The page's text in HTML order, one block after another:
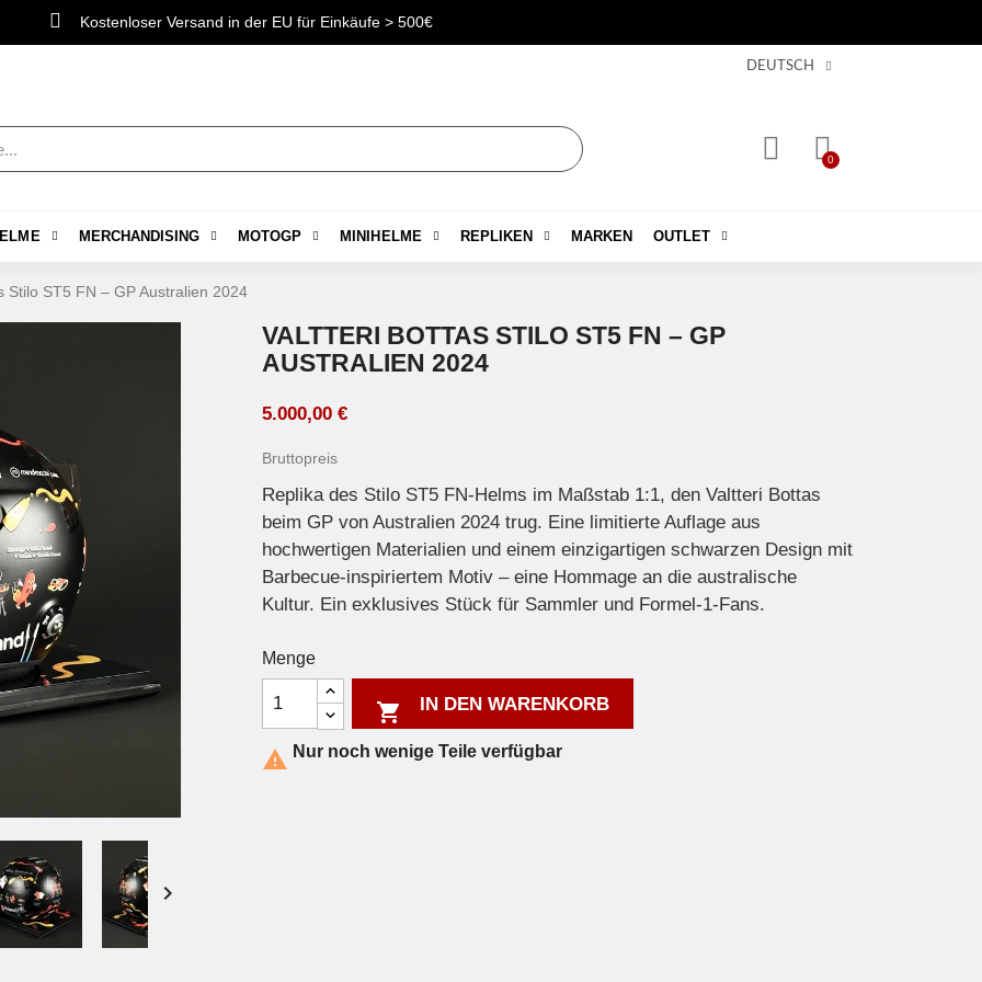
Kostenloser Versand in der EU für Einkäufe > 500€
DEUTSCH
MERCHANDISING MOTOGP MINIHELME REPLIKEN MARKEN OUTLET
Stilo ST5 FN – GP Australien 2024

VALTTERI BOTTAS STILO ST5 FN – GP
AUSTRALIEN 2024
5.000,00 €
Bruttopreis
Replika des Stilo ST5 FN-Helms im Maßstab 1:1, den Valtteri Bottas
beim GP von Australien 2024 trug. Eine limitierte Auflage aus
hochwertigen Materialien und einem einzigartigen schwarzen Design mit
Barbecue-inspiriertem Motiv – eine Hommage an die australische
Kultur. Ein exklusives Stück für Sammler und Formel-1-Fans.
Menge
 IN DEN WARENKORB
 Nur noch wenige Teile verfügbar